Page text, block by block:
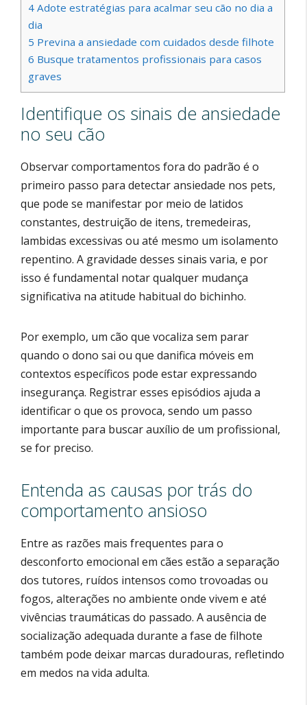
4 Adote estratégias para acalmar seu cão no dia a
dia
5 Previna a ansiedade com cuidados desde filhote
6 Busque tratamentos profissionais para casos
graves
Identifique os sinais de ansiedade
no seu cão
Observar comportamentos fora do padrão é o
primeiro passo para detectar ansiedade nos pets,
que pode se manifestar por meio de latidos
constantes, destruição de itens, tremedeiras,
lambidas excessivas ou até mesmo um isolamento
repentino. A gravidade desses sinais varia, e por
isso é fundamental notar qualquer mudança
significativa na atitude habitual do bichinho.
Por exemplo, um cão que vocaliza sem parar
quando o dono sai ou que danifica móveis em
contextos específicos pode estar expressando
insegurança. Registrar esses episódios ajuda a
identificar o que os provoca, sendo um passo
importante para buscar auxílio de um profissional,
se for preciso.
Entenda as causas por trás do
comportamento ansioso
Entre as razões mais frequentes para o
desconforto emocional em cães estão a separação
dos tutores, ruídos intensos como trovoadas ou
fogos, alterações no ambiente onde vivem e até
vivências traumáticas do passado. A ausência de
socialização adequada durante a fase de filhote
também pode deixar marcas duradouras, refletindo
em medos na vida adulta.